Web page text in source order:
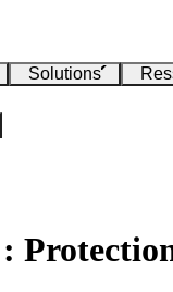
Solutions